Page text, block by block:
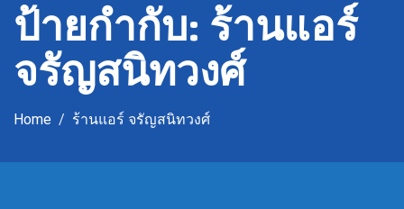
ป้ายกำกับ: ร้านแอร์
จรัญสนิทวงศ์
Home ร้านแอร์ จรัญสนิทวงศ์